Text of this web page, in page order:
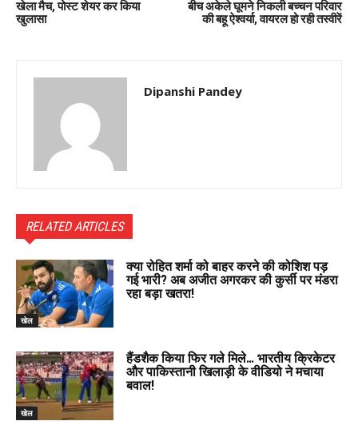
खेला मैच, पोस्ट शेयर कर किया
खुलासा
बीच अकेले घूमने निकली बच्चन परिवार
की बहू ऐश्वर्या, वायरल हो रही तस्वीरें
Dipanshi Pandey
RELATED ARTICLES
खेल
क्या रोहित शर्मा को बाहर करने की कोशिश पड़
गई भारी? अब अजीत अगरकर की कुर्सी पर मंडरा
रहा बड़ा खतरा!
खेल
हैंडशैक किया फिर गले मिले… भारतीय क्रिकेटर
और पाकिस्तानी खिलाड़ी के वीडियो ने मचाया
बवाल!